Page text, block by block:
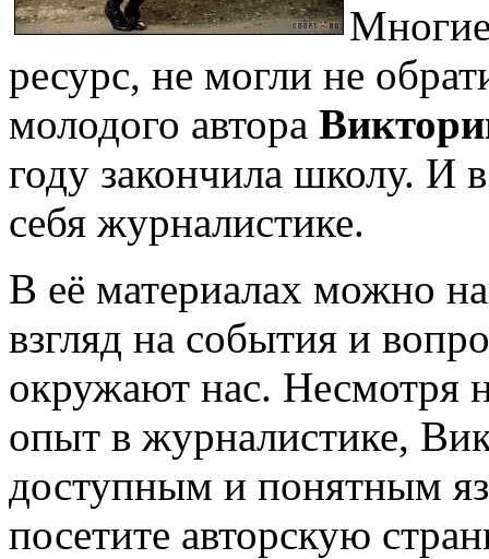
ресурс, не могли не
молодого автора
году закончила школу. И
себя журналистике.
В её материалах можно
взгляд на события и
окружают нас. Несмотря
опыт в журналистике,
доступным и понятным
посетите авторскую